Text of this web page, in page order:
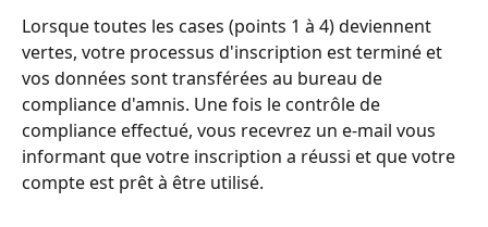
Lorsque toutes les cases (points 1 à 4) deviennent
vertes, votre processus d'inscription est terminé et
vos données sont transférées au bureau de
compliance d'amnis. Une fois le contrôle de
compliance effectué, vous recevrez un e-mail vous
informant que votre inscription a réussi et que votre
compte est prêt à être utilisé.